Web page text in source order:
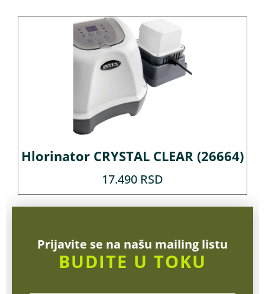
Hlorinator CRYSTAL CLEAR (26664)
17.490 RSD
Prijavite se na našu mailing listu
BUDITE U TOKU